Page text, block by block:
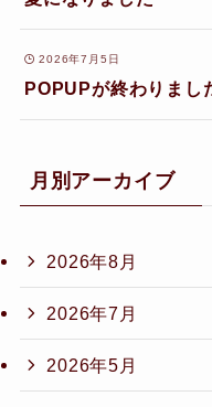
2026年7月5日
POPUPが終わりまし
月別アーカイブ
2026年8月
2026年7月
2026年5月